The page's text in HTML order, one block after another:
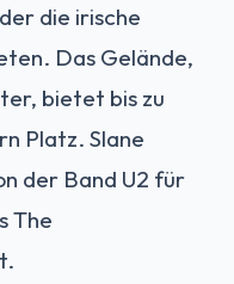
die irische
Das Gelände,
bietet bis zu
Platz. Slane
der Band U2 für
The